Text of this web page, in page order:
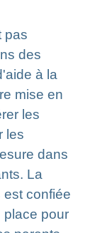
pas
des
à la
mise en
les
les
dans
La
est confiée
place pour